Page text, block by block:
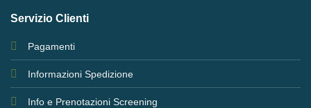
Servizio Clienti
Pagamenti
Informazioni Spedizione
Info e Prenotazioni Screening